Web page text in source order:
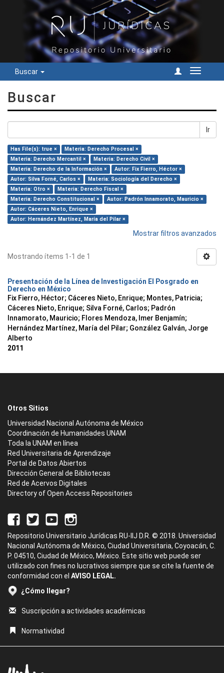
Buscar
Cambiar
Buscar
Ir
Has File(s): true ×
Materia: Derecho Procesal ×
Materia: Derecho Mercantil ×
Materia: Derecho Civil ×
Materia: Derecho de la Información ×
Autor: Fix Fierro, Héctor ×
Autor: Silva Forné, Carlos ×
Materia: Sociología del Derecho ×
Materia: Otro ×
Materia: Derecho Fiscal ×
Materia: Derecho Constitucional ×
Autor: Padrón Innamorato, Mauricio ×
Autor: Cáceres Nieto, Enrique ×
Autor: Hernández Martínez, María del Pilar ×
Mostrar filtros avanzados
Mostrando ítems 1-1 de 1
Presentación de la Línea de Investigación El Posgrado en
Derecho en México
Fix Fierro, Héctor; Cáceres Nieto, Enrique; Montes, Patricia;
Cáceres Nieto, Enrique; Silva Forné, Carlos; Padrón
Innamorato, Mauricio; Flores Mendoza, Imer Benjamín;
Hernández Martínez, María del Pilar; González Galván, Jorge
Alberto
2011
Otros Sitios
Universidad Nacional Autónoma de México
Coordinación de Humanidades UNAM
Toda la UNAM en línea
Red Universitaria de Aprendizaje
Portal de Datos Abiertos
Dirección General de Bibliotecas
Red de Acervos Digitales
Directory of Open Access Repositories
Repositorio Universitario Jurídicas RU-IIJ D.R. © 2018. Universidad
Nacional Autónoma de México, Ciudad Universitaria, Coyoacán, C.
P. 04510, Ciudad de México, México. Este sitio web puede ser
utilizado con fines no lucrativos siempre que se cite la fuente de
conformidad con el AVISO LEGAL.
¿Cómo llegar?
Suscripción a actividades académicas
Normatividad